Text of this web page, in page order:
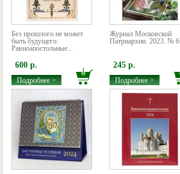
Без прошлого не может
быть будущего:
Равноапостольные...
600 р.
Подробнее >
Журнал Московской
Патриархии. 2023. № 6
245 р.
Подробнее >